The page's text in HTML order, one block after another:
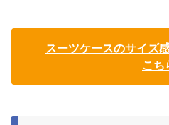
スーツケースのサイズ
こち